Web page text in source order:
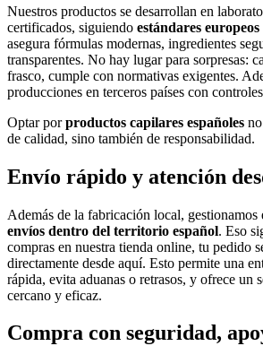
Nuestros productos se desarrollan en
certificados, siguiendo estándares
asegura fórmulas modernas, ingredientes
transparentes. No hay lugar para sorpresas:
frasco, cumple con normativas exigentes.
producciones en terceros países con
Optar porproductos capilares españoles
de calidad, sino también de responsabilidad.
Envío rápido y atención
Además de la fabricación local, gestionamos
envíos dentro del territorio español. Eso
compras en nuestra tienda online, tu pedido
directamente desde aquí. Esto permite una
rápida, evita aduanas o retrasos, y ofrece un
cercano y eficaz.
Compra con seguridad,